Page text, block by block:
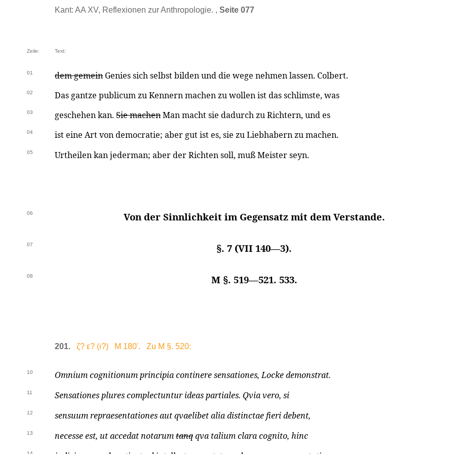
Kant: AA XV, Reflexionen zur Anthropologie. , Seite 077
Zeile: Text:
01 dem gemein Genies sich selbst bilden und die wege nehmen lassen. Colbert.
02 Das gantze publicum zu Kennern machen zu wollen ist das schlimste, was
03 geschehen kan. Sie machenMan macht sie dadurch zu Richtern, und es
04 ist eine Art von democratie; aber gut ist es, sie zu Liebhabern zu machen.
05 Urtheilen kan jederman; aber der Richten soll, muß Meister seyn.
06 Von der Sinnlichkeit im Gegensatz mit dem Verstande.
07 §. 7 (VII 140—3).
08 M §. 519—521. 533.
201. ζ? ε? (ι?) M 180'. Zu M §. 520:
10 Omnium cognitionum principia continere sensationes,Lockedemonstrat.
11 Sensationes plures complectuntur ideas partiales. Qvia vero, si
12 sensuum repraesentationes aut qvaelibet alia distinctae fieri debent,
13 necesse est, ut accedat notarumtanqqva talium clara cognito, hinc